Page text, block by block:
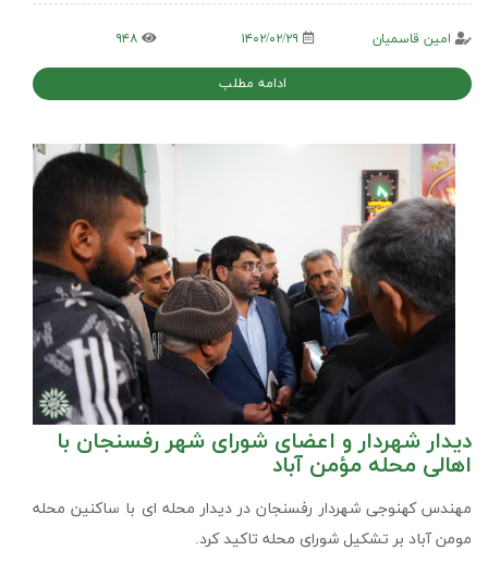
امین قاسمیان ۹۴۸
ادامه مطلب
دیدار شهردار و اعضای شورای شهر رفسنجان با
اهالی محله مؤمن آباد
مهندس کهنوجی شهردار رفسنجان در دیدار محله ای با ساکنین محله
مومن آباد بر تشکیل شورای محله تاکید کرد.